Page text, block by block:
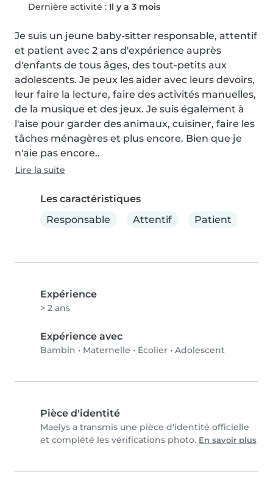
Dernière activité : Il y a 3 mois
Je suis un jeune baby-sitter responsable, attentif
et patient avec 2 ans d'expérience auprès
d'enfants de tous âges, des tout-petits aux
adolescents. Je peux les aider avec leurs devoirs,
leur faire la lecture, faire des activités manuelles,
de la musique et des jeux. Je suis également à
l'aise pour garder des animaux, cuisiner, faire les
tâches ménagères et plus encore. Bien que je
n'aie pas encore..
Lire la suite
Les caractéristiques
Responsable
Attentif Patient
Expérience
> 2 ans
Expérience avec
Bambin • Maternelle • Écolier • Adolescent
Pièce d'identité
Maelys a transmis une pièce d'identité officielle
et complété les vérifications photo. En savoir plus